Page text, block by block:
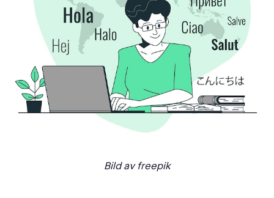
Bild av freepik